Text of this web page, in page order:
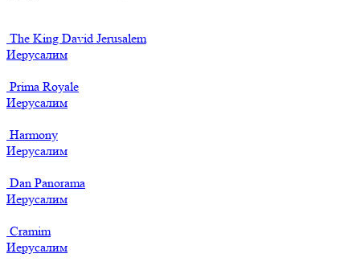
The King David Jerusalem
Иерусалим
Prima Royale
Иерусалим
Harmony
Иерусалим
Dan Panorama
Иерусалим
Cramim
Иерусалим